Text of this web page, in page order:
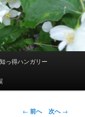
知っ得ハンガリー
投← 前へ 次へ→